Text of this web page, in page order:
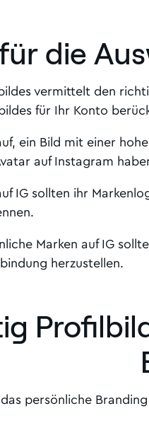
die
vermittelt den
für Ihr Konto
ein Bild mit einer
auf Instagram
IG sollten ihr
Marken auf IG
herzustellen.
persönliche